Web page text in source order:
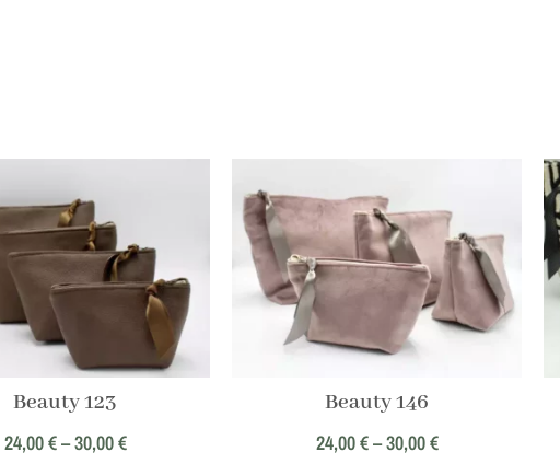
Beauty 123
24,00€–30,00€
Beauty 146
24,00€–30,00€